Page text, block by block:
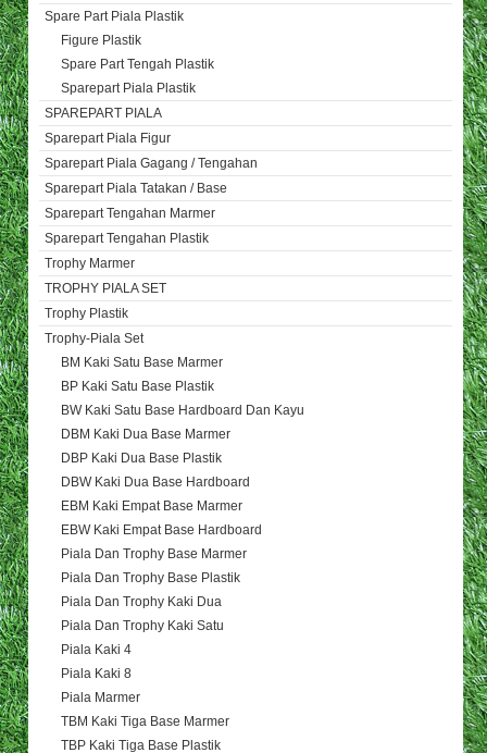
Spare Part Piala Plastik
Figure Plastik
Spare Part Tengah Plastik
Sparepart Piala Plastik
SPAREPART PIALA
Sparepart Piala Figur
Sparepart Piala Gagang / Tengahan
Sparepart Piala Tatakan / Base
Sparepart Tengahan Marmer
Sparepart Tengahan Plastik
Trophy Marmer
TROPHY PIALA SET
Trophy Plastik
Trophy-Piala Set
BM Kaki Satu Base Marmer
BP Kaki Satu Base Plastik
BW Kaki Satu Base Hardboard Dan Kayu
DBM Kaki Dua Base Marmer
DBP Kaki Dua Base Plastik
DBW Kaki Dua Base Hardboard
EBM Kaki Empat Base Marmer
EBW Kaki Empat Base Hardboard
Piala Dan Trophy Base Marmer
Piala Dan Trophy Base Plastik
Piala Dan Trophy Kaki Dua
Piala Dan Trophy Kaki Satu
Piala Kaki 4
Piala Kaki 8
Piala Marmer
TBM Kaki Tiga Base Marmer
TBP Kaki Tiga Base Plastik